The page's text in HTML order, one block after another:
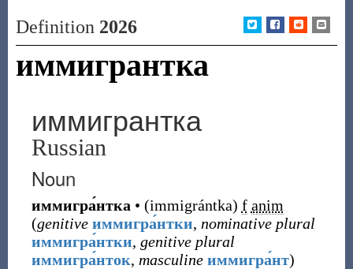
Definition 2026
иммигрантка
иммигрантка
Russian
Noun
иммигра́нтка • (immigrántka) f anim
(genitive иммигра́нтки, nominative plural
иммигра́нтки, genitive plural
иммигра́нток, masculine иммигра́нт)